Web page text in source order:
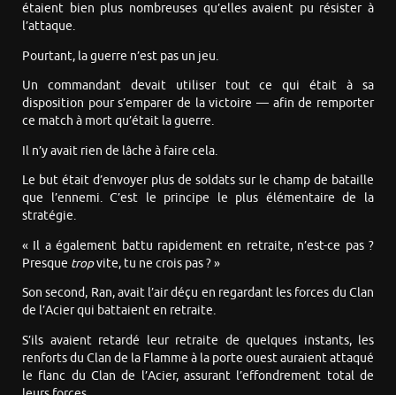
étaient bien plus nombreuses qu’elles avaient pu résister à
l’attaque.
Pourtant, la guerre n’est pas un jeu.
Un commandant devait utiliser tout ce qui était à sa
disposition pour s’emparer de la victoire — afin de remporter
ce match à mort qu’était la guerre.
Il n’y avait rien de lâche à faire cela.
Le but était d’envoyer plus de soldats sur le champ de bataille
que l’ennemi. C’est le principe le plus élémentaire de la
stratégie.
« Il a également battu rapidement en retraite, n’est-ce pas ?
Presque tropvite, tu ne crois pas ? »
Son second, Ran, avait l’air déçu en regardant les forces du Clan
de l’Acier qui battaient en retraite.
S’ils avaient retardé leur retraite de quelques instants, les
renforts du Clan de la Flamme à la porte ouest auraient attaqué
le flanc du Clan de l’Acier, assurant l’effondrement total de